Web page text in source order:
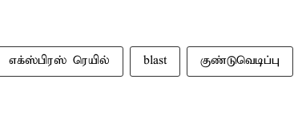
எக்ஸ்பிரஸ் ரெயில் blast குண்டுவெடிப்பு